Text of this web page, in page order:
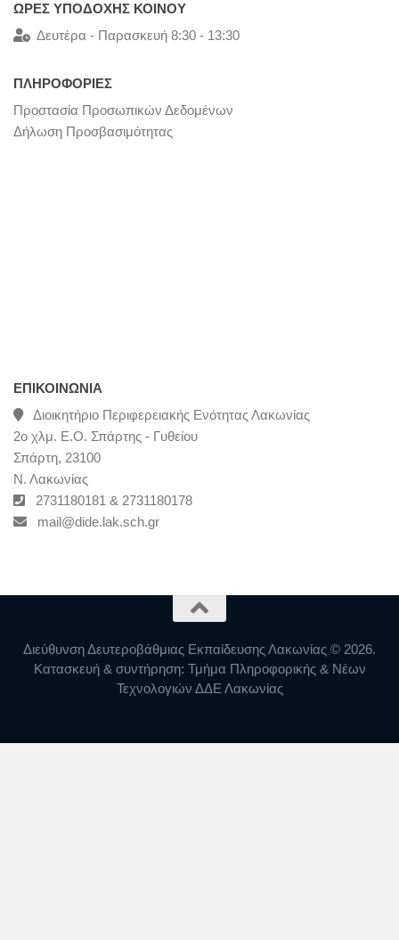
ΩΡΕΣ ΥΠΟΔΟΧΗΣ ΚΟΙΝΟΥ
Δευτέρα - Παρασκευή 8:30 - 13:30
ΠΛΗΡΟΦΟΡΙΕΣ
Προστασία Προσωπικών Δεδομένων
Δήλωση Προσβασιμότητας
ΕΠΙΚΟΙΝΩΝΊΑ
Διοικητήριο Περιφερειακής Ενότητας Λακωνίας
2ο χλμ. Ε.Ο. Σπάρτης - Γυθείου
Σπάρτη, 23100
Ν. Λακωνίας
2731180181 & 2731180178
mail@dide.lak.sch.gr
Διεύθυνση Δευτεροβάθμιας Εκπαίδευσης Λακωνίας © 2026.
Κατασκευή & συντήρηση: Τμήμα Πληροφορικής & Νέων
Τεχνολογιών ΔΔΕ Λακωνίας